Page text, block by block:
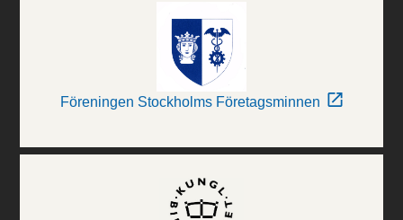
Föreningen Stockholms Företagsminnen